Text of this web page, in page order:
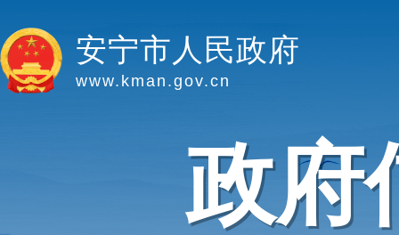
安宁市人民政府
www.kman.gov.cn
政府